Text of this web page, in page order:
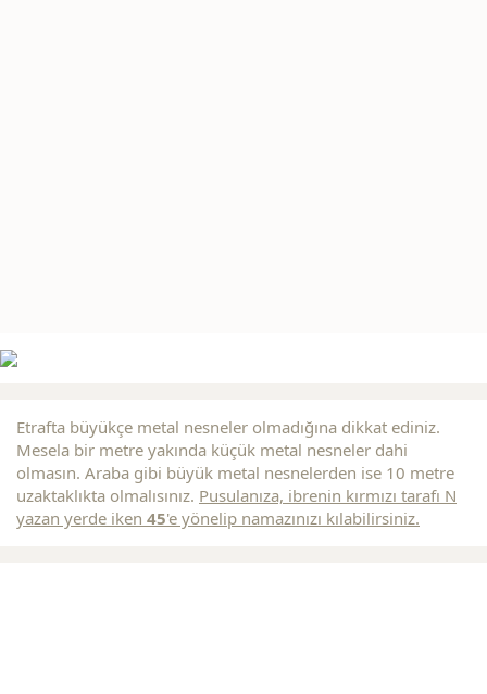
Etrafta büyükçe metal nesneler olmadığına dikkat ediniz.
Mesela bir metre yakında küçük metal nesneler dahi
olmasın. Araba gibi büyük metal nesnelerden ise 10 metre
uzaktaklıkta olmalısınız. Pusulanıza, ibrenin kırmızı tarafı N
yazan yerde iken 45'e yönelip namazınızı kılabilirsiniz.